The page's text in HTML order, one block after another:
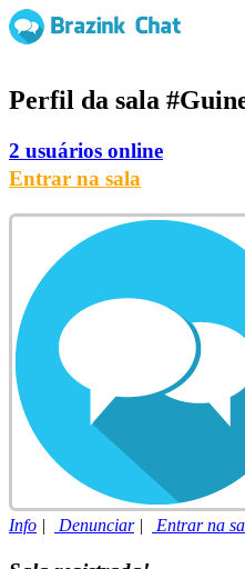
Perfil da sala
2 usuários online
Entrar na sala
Info | Denunciar| Entrar na